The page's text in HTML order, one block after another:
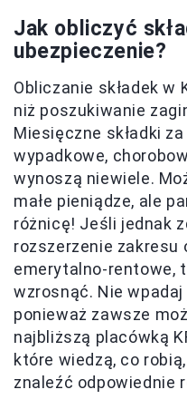
Jak obliczyć
ubezpieczenie?
Obliczanie składek w
niż poszukiwanie
Miesięczne składki
wypadkowe,
wynoszą niewiele.
małe pieniądze, ale
różnicę! Jeśli jednak
rozszerzenie zakresu
emerytalno-rentowe,
wzrosnąć. Nie
ponieważ zawsze
najbliższą placówką
które wiedzą, co
znaleźć odpowiednie